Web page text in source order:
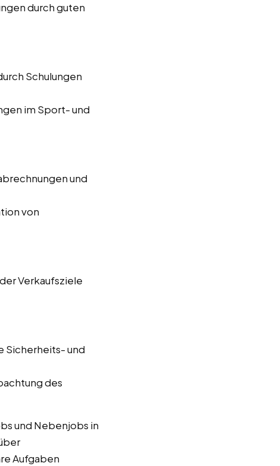
durch guten
Schulungen
im Sport- und
und
von
Verkaufsziele
Sicherheits- und
des
und Nebenjobs in
Aufgaben